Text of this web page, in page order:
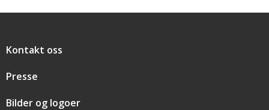
Snarveier
Kontakt oss
Presse
Bilder og logoer